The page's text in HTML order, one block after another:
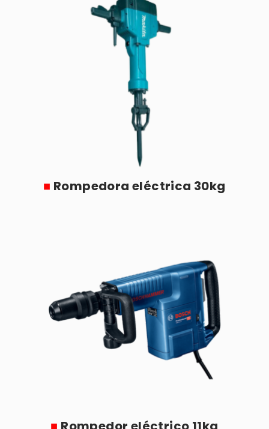
■ Rompedora eléctrica 30kg